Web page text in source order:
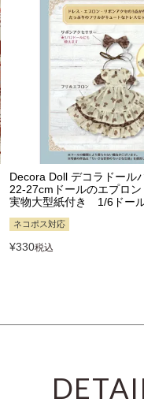
Decora Doll デコラドール
22-27cmドールのエプロン
実物大型紙付き 1/6ドー
ネコポス対応
¥330税込